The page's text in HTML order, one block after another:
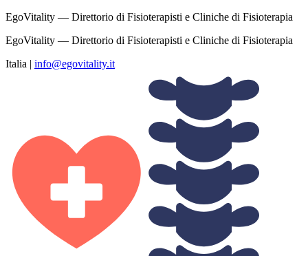
EgoVitality — Direttorio di Fisioterapisti e Cliniche di Fisioterapia
EgoVitality — Direttorio di Fisioterapisti e Cliniche di Fisioterapia
Italia | info@egovitality.it